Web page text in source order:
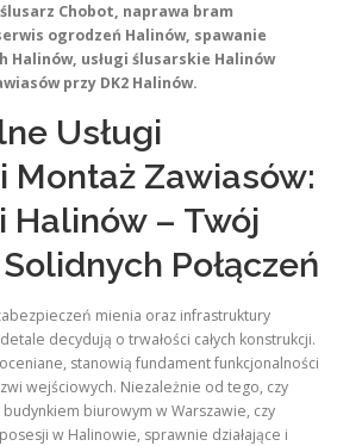
Chobot, naprawa bram
ogrodzeń Halinów, spawanie
usługi ślusarskie Halinów
przy DK2 Halinów.
Usługi
Montaż Zawiasów:
Halinów – Twój
Połączeń
mienia oraz infrastruktury
decydują o trwałości całych konstrukcji.
stanowią fundament funkcjonalności
wejściowych. Niezależnie od tego, czy
biurowym w Warszawie, czy
w Halinowie, sprawnie działające i